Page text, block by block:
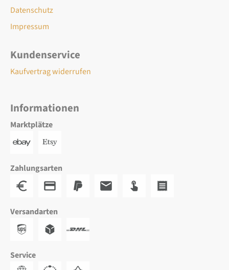
Datenschutz
Impressum
Kundenservice
Kaufvertrag widerrufen
Informationen
Marktplätze
Zahlungsarten
Versandarten
Service